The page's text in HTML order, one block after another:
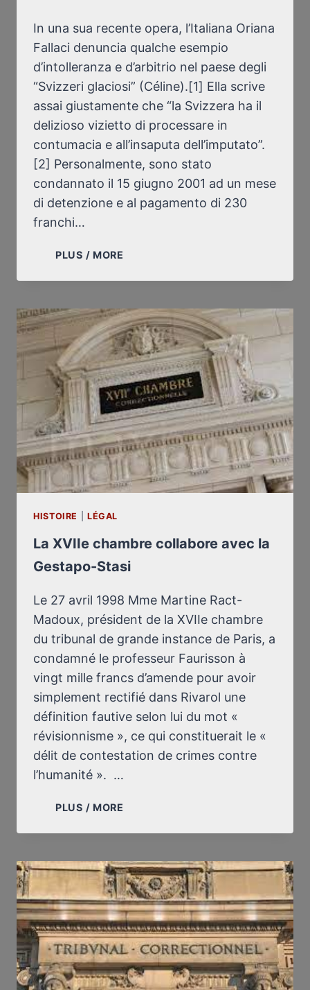
In una sua recente opera, l’Italiana Oriana
Fallaci denuncia qualche esempio
d’intolleranza e d’arbitrio nel paese degli
“Svizzeri glaciosi” (Céline).[1] Ella scrive
assai giustamente che “la Svizzera ha il
delizioso vizietto di processare in
contumacia e all’insaputa dell’imputato”.
[2] Personalmente, sono stato
condannato il 15 giugno 2001 ad un mese
di detenzione e al pagamento di 230
franchi…
PLUS / MORE
CONTRO
REPRESSIONE
DEL
REVISIONISMO
HISTOIRE LÉGAL
La XVIIe chambre collabore avec la
Gestapo-Stasi
Le 27 avril 1998 Mme Martine Ract-
Madoux, président de la XVIIe chambre
du tribunal de grande instance de Paris, a
condamné le professeur Faurisson à
vingt mille francs d’amende pour avoir
simplement rectifié dans Rivarol une
définition fautive selon lui du mot «
révisionnisme », ce qui constituerait le «
délit de contestation de crimes contre
l’humanité ». …
PLUS / MORE
CHAMBRE
AVEC
LA
GESTAPO-
STASI